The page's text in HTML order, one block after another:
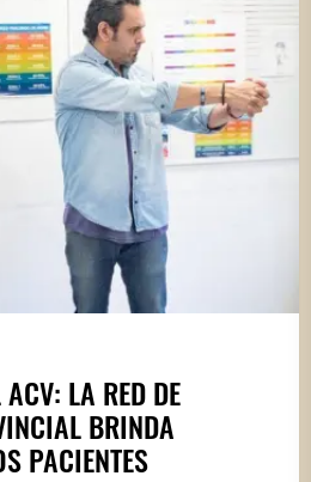
LA RED DE
BRINDA
PACIENTES